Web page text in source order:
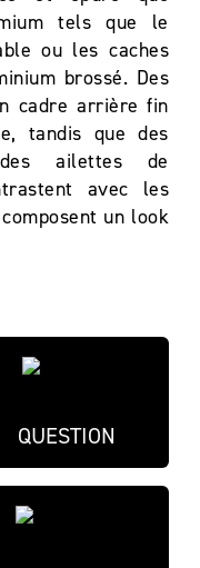
tels que le
ou les caches
brossé. Des
cadre arrière fin
tandis que des
ailettes de
avec les
un look
QUESTION